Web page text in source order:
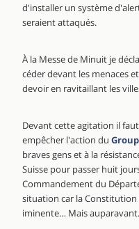
d'installer un système
seraient attaqués.
À la Messe de Minuit je
céder devant les menaces
devoir en ravitaillant les
Devant cette agitation il
empêcher l'action du
braves gens et à la
Suisse pour passer huit
Commandement du
situation car la Constitution
iminente… Mais